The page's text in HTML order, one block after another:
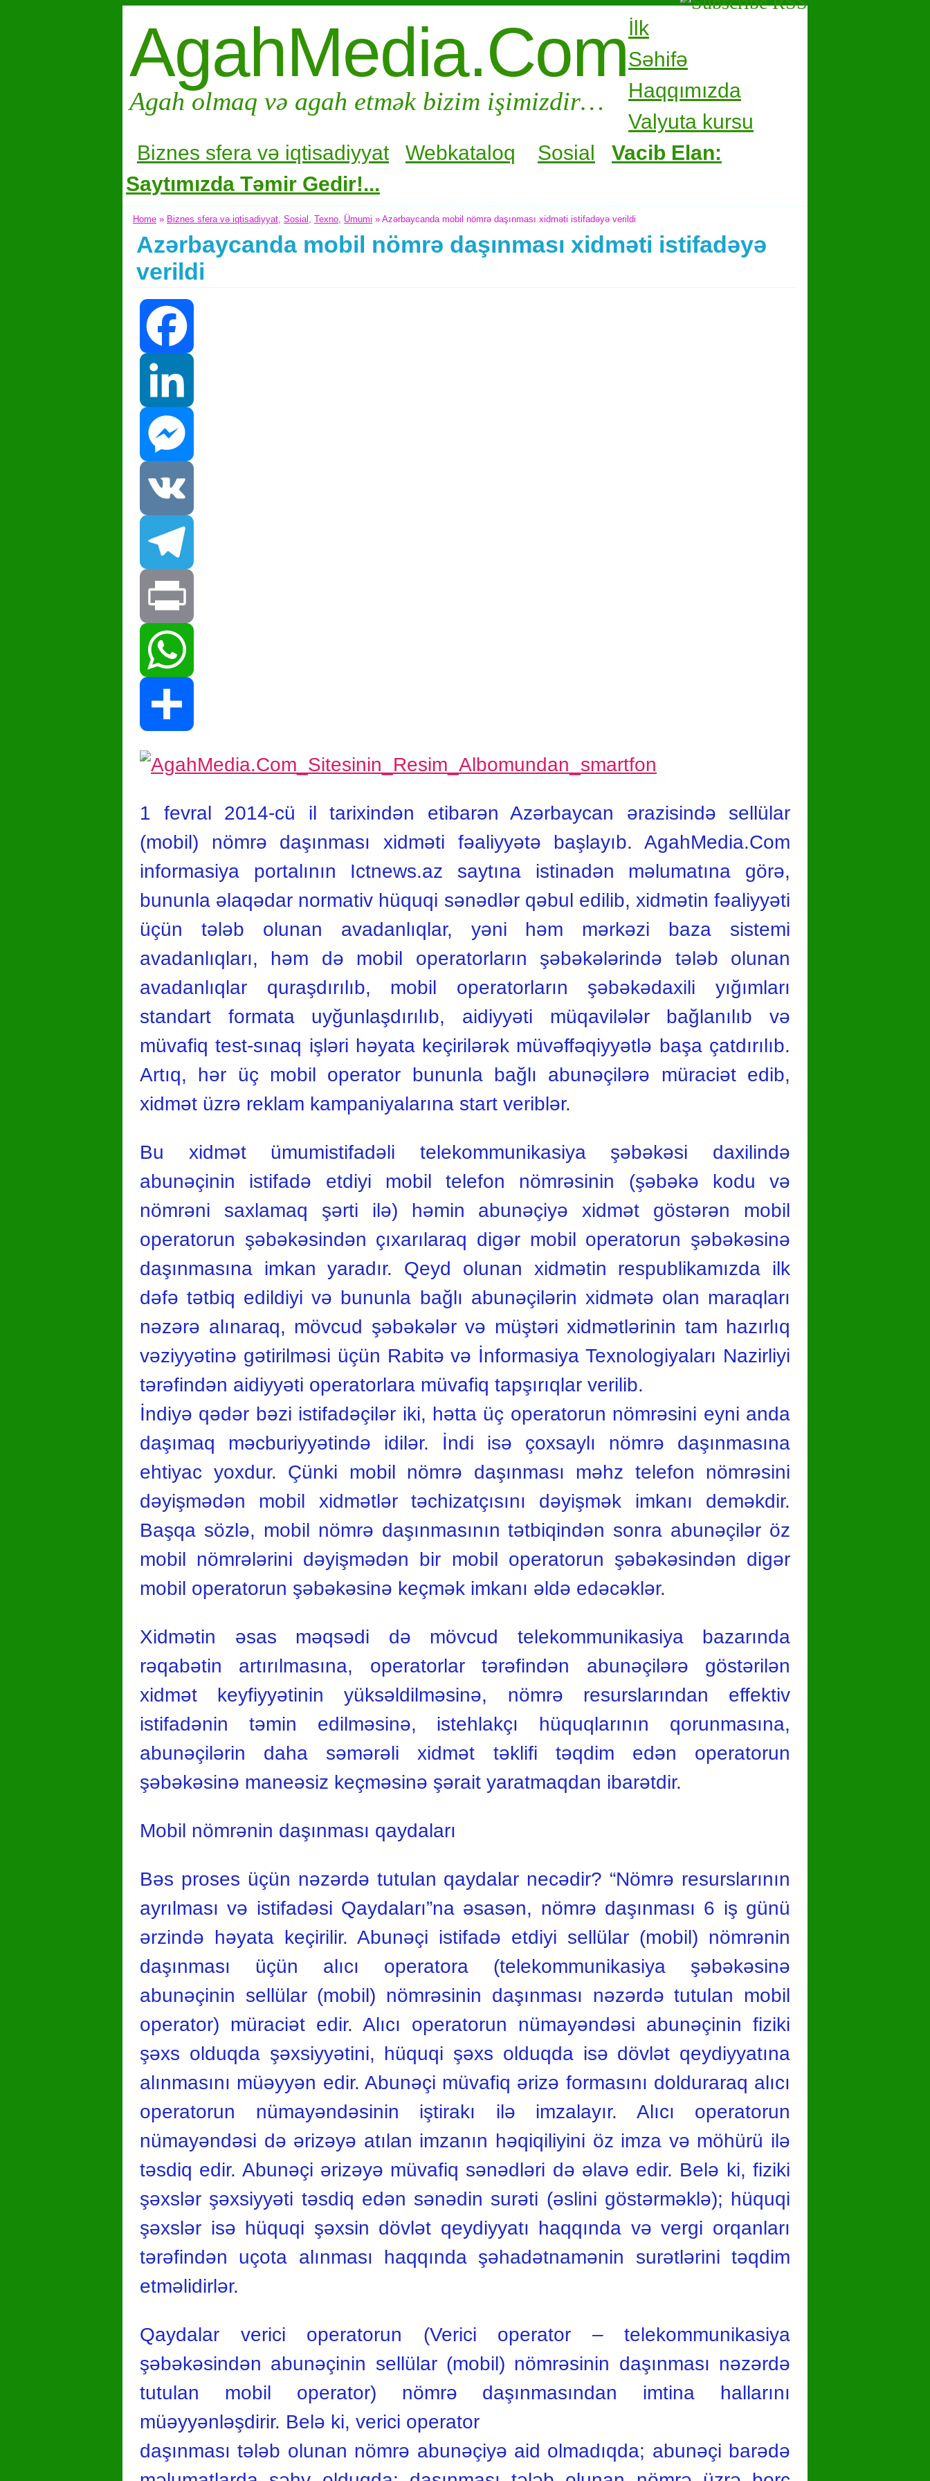
AgahMedia.Com
Agah olmaq və agah etmək bizim işimizdir…
İlk
Səhifə
Haqqımızda
Valyuta kursu
Biznes sfera və iqtisadiyyat Webkataloq Sosial
Vacib Elan:
Saytımızda Təmir Gedir!...
Home » Biznes sfera və iqtisadiyyat, Sosial , Texno, Ümumi » Azərbaycanda mobil nömrə daşınması xidməti istifadəyə verildi
Azərbaycanda mobil nömrə daşınması xidməti istifadəyə
verildi
Facebook
LinkedIn
Messenger
VK
Telegram
Print
WhatsApp
Share
1 fevral 2014-cü il tarixindən etibarən Azərbaycan ərazisində sellülar
(mobil) nömrə daşınması xidməti fəaliyyətə başlayıb. AgahMedia.Com
informasiya portalının Ictnews.az saytına istinadən məlumatına görə,
bununla əlaqədar normativ hüquqi sənədlər qəbul edilib, xidmətin fəaliyyəti
üçün tələb olunan avadanlıqlar, yəni həm mərkəzi baza sistemi
avadanlıqları, həm də mobil operatorların şəbəkələrində tələb olunan
avadanlıqlar quraşdırılıb, mobil operatorların şəbəkədaxili yığımları
standart formata uyğunlaşdırılıb, aidiyyəti müqavilələr bağlanılıb və
müvafiq test-sınaq işləri həyata keçirilərək müvəffəqiyyətlə başa çatdırılıb.
Artıq, hər üç mobil operator bununla bağlı abunəçilərə müraciət edib,
xidmət üzrə reklam kampaniyalarına start veriblər.
Bu xidmət ümumistifadəli telekommunikasiya şəbəkəsi daxilində
abunəçinin istifadə etdiyi mobil telefon nömrəsinin (şəbəkə kodu və
nömrəni saxlamaq şərti ilə) həmin abunəçiyə xidmət göstərən mobil
operatorun şəbəkəsindən çıxarılaraq digər mobil operatorun şəbəkəsinə
daşınmasına imkan yaradır. Qeyd olunan xidmətin respublikamızda ilk
dəfə tətbiq edildiyi və bununla bağlı abunəçilərin xidmətə olan maraqları
nəzərə alınaraq, mövcud şəbəkələr və müştəri xidmətlərinin tam hazırlıq
vəziyyətinə gətirilməsi üçün Rabitə və İnformasiya Texnologiyaları Nazirliyi
tərəfindən aidiyyəti operatorlara müvafiq tapşırıqlar verilib.
İndiyə qədər bəzi istifadəçilər iki, hətta üç operatorun nömrəsini eyni anda
daşımaq məcburiyyətində idilər. İndi isə çoxsaylı nömrə daşınmasına
ehtiyac yoxdur. Çünki mobil nömrə daşınması məhz telefon nömrəsini
dəyişmədən mobil xidmətlər təchizatçısını dəyişmək imkanı deməkdir.
Başqa sözlə, mobil nömrə daşınmasının tətbiqindən sonra abunəçilər öz
mobil nömrələrini dəyişmədən bir mobil operatorun şəbəkəsindən digər
mobil operatorun şəbəkəsinə keçmək imkanı əldə edəcəklər.
Xidmətin əsas məqsədi də mövcud telekommunikasiya bazarında
rəqabətin artırılmasına, operatorlar tərəfindən abunəçilərə göstərilən
xidmət keyfiyyətinin yüksəldilməsinə, nömrə resurslarından effektiv
istifadənin təmin edilməsinə, istehlakçı hüquqlarının qorunmasına,
abunəçilərin daha səmərəli xidmət təklifi təqdim edən operatorun
şəbəkəsinə maneəsiz keçməsinə şərait yaratmaqdan ibarətdir.
Mobil nömrənin daşınması qaydaları
Bəs proses üçün nəzərdə tutulan qaydalar necədir? “Nömrə resurslarının
ayrılması və istifadəsi Qaydaları”na əsasən, nömrə daşınması 6 iş günü
ərzində həyata keçirilir. Abunəçi istifadə etdiyi sellülar (mobil) nömrənin
daşınması üçün alıcı operatora (telekommunikasiya şəbəkəsinə
abunəçinin sellülar (mobil) nömrəsinin daşınması nəzərdə tutulan mobil
operator) müraciət edir. Alıcı operatorun nümayəndəsi abunəçinin fiziki
şəxs olduqda şəxsiyyətini, hüquqi şəxs olduqda isə dövlət qeydiyyatına
alınmasını müəyyən edir. Abunəçi müvafiq ərizə formasını dolduraraq alıcı
operatorun nümayəndəsinin iştirakı ilə imzalayır. Alıcı operatorun
nümayəndəsi də ərizəyə atılan imzanın həqiqiliyini öz imza və möhürü ilə
təsdiq edir. Abunəçi ərizəyə müvafiq sənədləri də əlavə edir. Belə ki, fiziki
şəxslər şəxsiyyəti təsdiq edən sənədin surəti (əslini göstərməklə); hüquqi
şəxslər isə hüquqi şəxsin dövlət qeydiyyatı haqqında və vergi orqanları
tərəfindən uçota alınması haqqında şəhadətnamənin surətlərini təqdim
etməlidirlər.
Qaydalar verici operatorun (Verici operator – telekommunikasiya
şəbəkəsindən abunəçinin sellülar (mobil) nömrəsinin daşınması nəzərdə
tutulan mobil operator) nömrə daşınmasından imtina hallarını
müəyyənləşdirir. Belə ki, verici operator
daşınması tələb olunan nömrə abunəçiyə aid olmadıqda; abunəçi barədə